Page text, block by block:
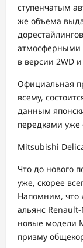
ступенчатым
же объема
атмосферными
в версии 2WD
Официальная
всему,
данным
передками
Mitsubishi
Что до нового
уже, скорее
Напомним, что
альянс
новые модели
призму